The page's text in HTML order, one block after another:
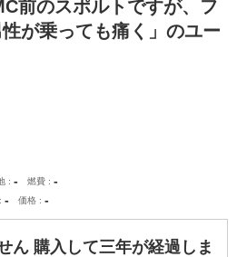
前のスポルトですが、フ
が乗っても痛く」のユー
- 燃費 -
- 価格 -
ん 購入して三年が経過しま